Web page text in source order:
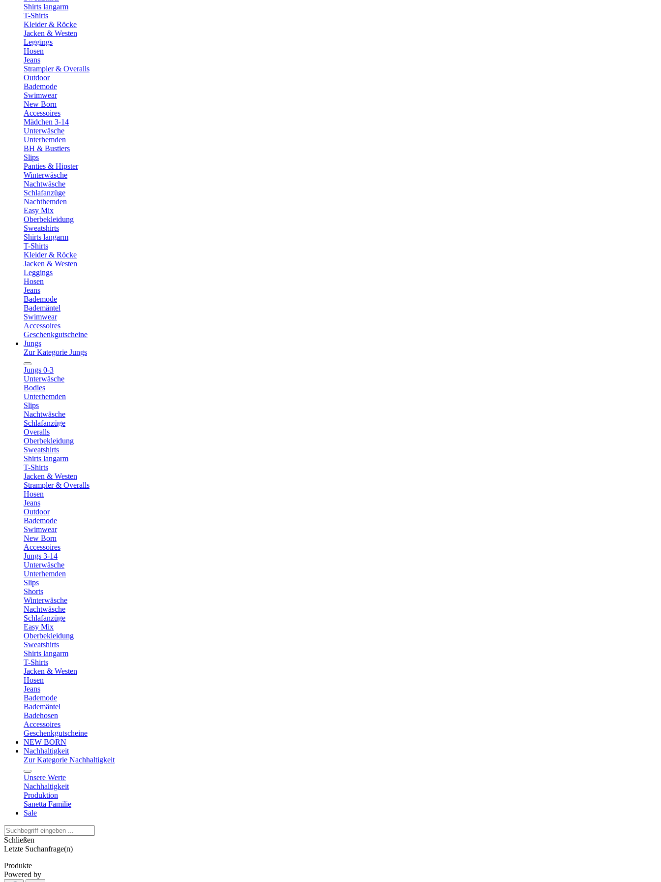
Shirts langarm
T-Shirts
Kleider & Röcke
Jacken & Westen
Leggings
Hosen
Jeans
Strampler & Overalls
Outdoor
Bademode
Swimwear
New Born
Accessoires
Mädchen 3-14
Unterwäsche
Unterhemden
BH & Bustiers
Slips
Panties & Hipster
Winterwäsche
Nachtwäsche
Schlafanzüge
Nachthemden
Easy Mix
Oberbekleidung
Sweatshirts
Shirts langarm
T-Shirts
Kleider & Röcke
Jacken & Westen
Leggings
Hosen
Jeans
Bademode
Bademäntel
Swimwear
Accessoires
Geschenkgutscheine
Jungs
Zur Kategorie Jungs
Jungs 0-3
Unterwäsche
Bodies
Unterhemden
Slips
Nachtwäsche
Schlafanzüge
Overalls
Oberbekleidung
Sweatshirts
Shirts langarm
T-Shirts
Jacken & Westen
Strampler & Overalls
Hosen
Jeans
Outdoor
Bademode
Swimwear
New Born
Accessoires
Jungs 3-14
Unterwäsche
Unterhemden
Slips
Shorts
Winterwäsche
Nachtwäsche
Schlafanzüge
Easy Mix
Oberbekleidung
Sweatshirts
Shirts langarm
T-Shirts
Jacken & Westen
Hosen
Jeans
Bademode
Bademäntel
Badehosen
Accessoires
Geschenkgutscheine
NEW BORN
Nachhaltigkeit
Zur Kategorie Nachhaltigkeit
Unsere Werte
Nachhaltigkeit
Produktion
Sanetta Familie
Sale
Schließen
Letzte Suchanfrage(n)
Produkte
Powered by